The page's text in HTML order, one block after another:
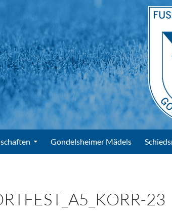
Gondelsheimer Mädels
23